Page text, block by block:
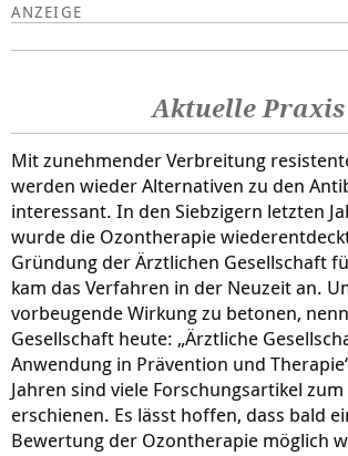
Aktuelle Praxis
Mit zunehmender Verbreitung
werden wieder Alternativen zu den
interessant. In den Siebzigern letzten
wurde die Ozontherapie
Gründung der Ärztlichen Gesellschaft
kam das Verfahren in der Neuzeit an.
vorbeugende Wirkung zu betonen,
Gesellschaft heute: „Ärztliche
Anwendung in Prävention und
Jahren sind viele Forschungsartikel zum
erschienen. Es lässt hoffen, dass bald
Bewertung der Ozontherapie möglich